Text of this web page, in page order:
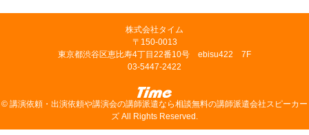
株式会社タイム
〒150-0013
東京都渋谷区恵比寿4丁目22番10号 ebisu422 7F
03-5447-2422
© 講演依頼・出演依頼や講演会の講師派遣なら相談無料の講師派遣会社スピーカー
ズ All Rights Reserved.